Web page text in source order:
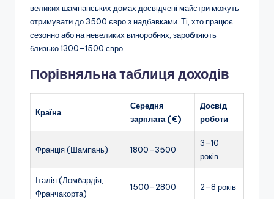
великих шампанських домах досвідчені майстри можуть
отримувати до 3500 євро з надбавками. Ті, хто працює
сезонно або на невеликих виноробнях, заробляють
близько 1300–1500 євро.
Порівняльна таблиця доходів
Країна
Середня
зарплата (€)
Досвід
роботи
Франція (Шампань) 1800–3500
3–10
років
Італія (Ломбардія,
Франчакорта)
1500–2800 2–8 років